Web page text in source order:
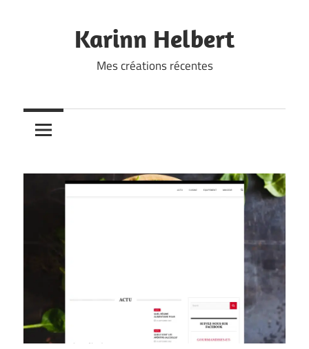
Karinn Helbert
Mes créations récentes